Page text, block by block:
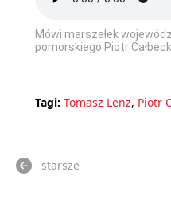
Mówi marszałek
pomorskiego Piotr
Tagi: Tomasz Lenz, Piotr
starsze